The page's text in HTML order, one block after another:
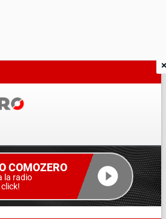
COMOZERO
la radio